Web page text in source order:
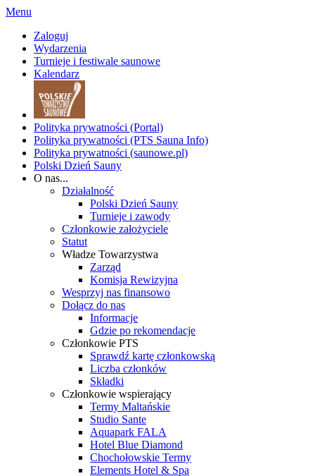
Menu
Zaloguj
Wydarzenia
Turnieje i festiwale saunowe
Kalendarz
Polityka prywatności (Portal)
Polityka prywatności (PTS Sauna Info)
Polityka prywatności (saunowe.pl)
Polski Dzień Sauny
O nas...
Działalność
Polski Dzień Sauny
Turnieje i zawody
Członkowie założyciele
Statut
Władze Towarzystwa
Zarząd
Komisja Rewizyjna
Wesprzyj nas finansowo
Dołącz do nas
Informacje
Gdzie po rekomendacje
Członkowie PTS
Sprawdź kartę członkowską
Liczba członków
Składki
Członkowie wspierający
Termy Maltańskie
Studio Sante
Aquapark FALA
Hotel Blue Diamond
Chochołowskie Termy
Elements Hotel & Spa